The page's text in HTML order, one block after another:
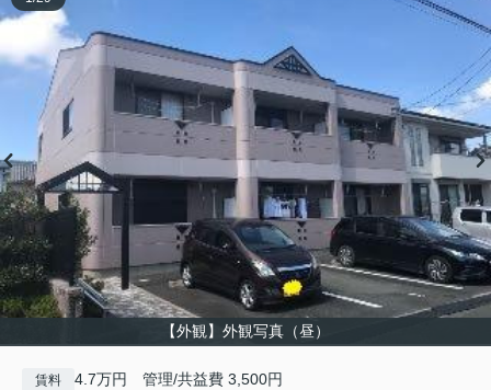
【外観】外観写真（昼）
賃料 4.7万円 管理/共益費 3,500円